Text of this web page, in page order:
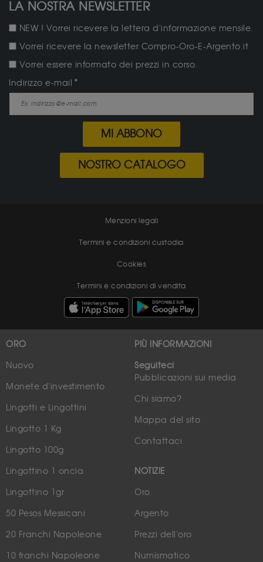
LA NOSTRA NEWSLETTER
NEW ! Vorrei ricevere la lettera d'informazione mensile.
Vorrei ricevere la newsletter Compro-Oro-E-Argento.it
Vorrei essere informato dei prezzi in corso.
Indirizzo e-mail
MI ABBONO
NOSTRO CATALOGO
Menzioni legali
Termini e condizioni custodia
Cookies
Termini e condizioni di vendita
ORO
Nuovo
Monete d'investimento
Lingotti e Lingottini
Lingotto 1 Kg
Lingotto 100g
Lingottino 1 oncia
Lingottino 1gr
50 Pesos Messicani
20 Franchi Napoleone
10 franchi Napoleone
PIÙ INFORMAZIONI
Seguiteci
Pubblicazioni sui media
Chi siamo?
Mappa del sito
Contattaci
NOTIZIE
Oro
Argento
Prezzi dell'oro
Numismatico